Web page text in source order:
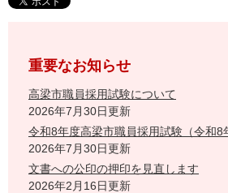
重要なお知らせ
高梁市職員採用試験について
2026年7月30日更新
令和8年度高梁市職員採用試験（令和8
2026年7月30日更新
文書への公印の押印を見直します
2026年2月16日更新